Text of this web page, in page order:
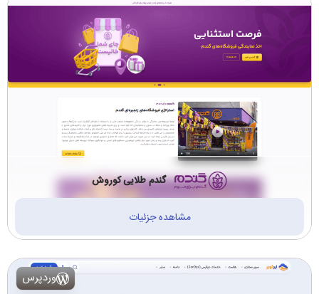
گندم طلایی کوروش
مشاهده جزئیات
وردپرس